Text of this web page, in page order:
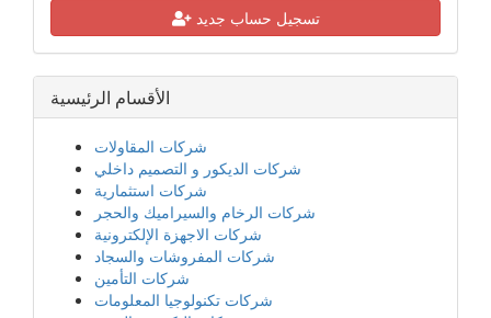
تسجيل حساب جديد
الأقسام الرئيسية
شركات المقاولات
شركات الديكور و التصميم داخلي
شركات استثمارية
شركات الرخام والسيراميك والحجر
شركات الاجهزة الإلكترونية
شركات المفروشات والسجاد
شركات التأمين
شركات تكنولوجيا المعلومات